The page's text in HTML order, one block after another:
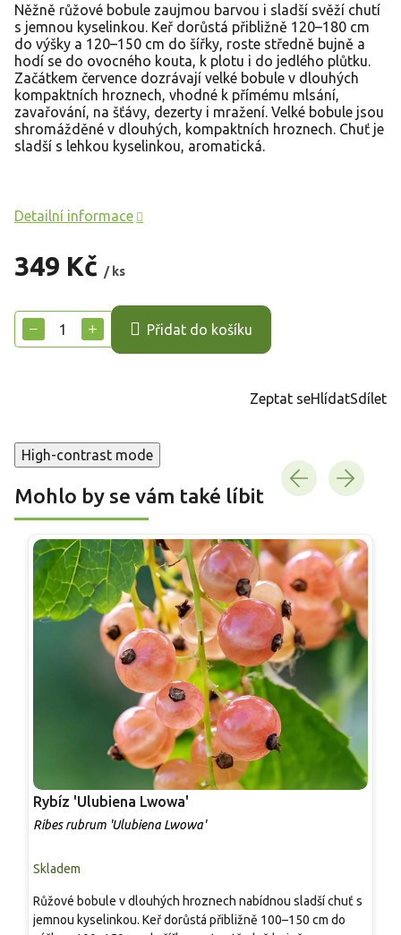
349 Kč / ks
cena:
+
− Přidat do košíku
Něžně růžové bobule zaujmou barvou i sladší svěží chutí
s jemnou kyselinkou. Keř dorůstá přibližně 120–180 cm
do výšky a 120–150 cm do šířky, roste středně bujně a
hodí se do ovocného kouta, k plotu i do jedlého plůtku.
Začátkem července dozrávají velké bobule v dlouhých
kompaktních hroznech, vhodné k přímému mlsání,
zavařování, na šťávy, dezerty i mražení. Velké bobule jsou
shromážděné v dlouhých, kompaktních hroznech. Chuť je
sladší s lehkou kyselinkou, aromatická.
Detailní informace
Zeptat seHlídatSdílet
High-contrast mode
Mohlo by se vám také líbit
Rybíz 'Ulubiena Lwowa'
Ribes rubrum 'Ulubiena Lwowa'
Skladem
Růžové bobule v dlouhých hroznech nabídnou sladší chuť s
jemnou kyselinkou. Keř dorůstá přibližně 100–150 cm do